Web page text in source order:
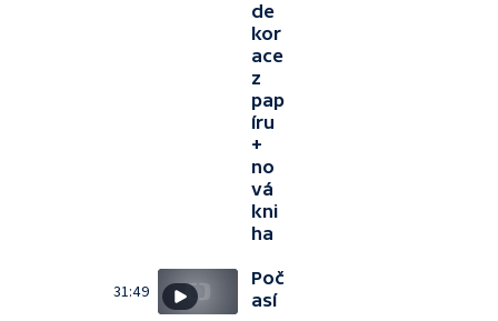
de
kor
ace
z
pap
íru
+
no
vá
kni
ha
31:49
Poč
así